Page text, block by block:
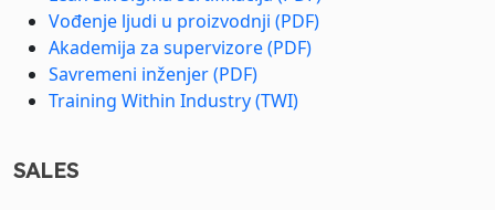
Vođenje ljudi u proizvodnji (PDF)
Akademija za supervizore (PDF)
Savremeni inženjer (PDF)
Training Within Industry (TWI)
SALES